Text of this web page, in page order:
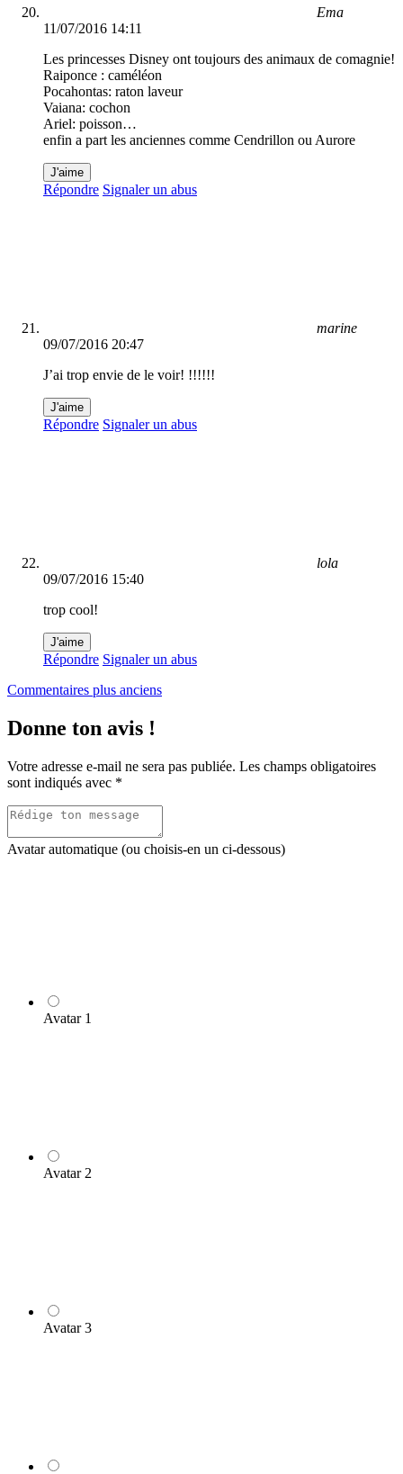
Ema
11/07/2016 14:11
Les princesses Disney ont toujours des animaux de comagnie!
Raiponce : caméléon
Pocahontas: raton laveur
Vaiana: cochon
Ariel: poisson…
enfin a part les anciennes comme Cendrillon ou Aurore
J'aime
Répondre Signaler un abus
marine
09/07/2016 20:47
J’ai trop envie de le voir! !!!!!!
J'aime
Répondre Signaler un abus
lola
09/07/2016 15:40
trop cool!
J'aime
Répondre Signaler un abus
Navigation
dans
les
commentaires
Commentaires plus anciens
Donne ton avis !
Votre adresse e-mail ne sera pas publiée. Les champs obligatoires
sont indiqués avec *
Avatar automatique (ou choisis-en un ci-dessous)
Avatar 1
Avatar 2
Avatar 3